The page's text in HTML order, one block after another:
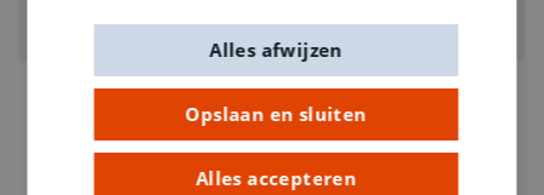
Opslaan en sluiten
Alles accepteren
Alles afwijzen